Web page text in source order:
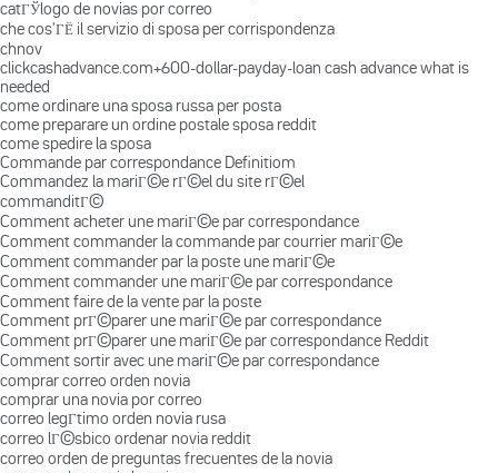
catГЎlogo de novias por correo
che cos'ГЁ il servizio di sposa per corrispondenza
chnov
clickcashadvance.com+600-dollar-payday-loan cash advance what is
needed
come ordinare una sposa russa per posta
come preparare un ordine postale sposa reddit
come spedire la sposa
Commande par correspondance Definitiom
Commandez la mariГ©e rГ©el du site rГ©el
commanditГ©
Comment acheter une mariГ©e par correspondance
Comment commander la commande par courrier mariГ©e
Comment commander par la poste une mariГ©e
Comment commander une mariГ©e par correspondance
Comment faire de la vente par la poste
Comment prГ©parer une mariГ©e par correspondance
Comment prГ©parer une mariГ©e par correspondance Reddit
Comment sortir avec une mariГ©e par correspondance
comprar correo orden novia
comprar una novia por correo
correo legГ­timo orden novia rusa
correo lГ©sbico ordenar novia reddit
correo orden de preguntas frecuentes de la novia